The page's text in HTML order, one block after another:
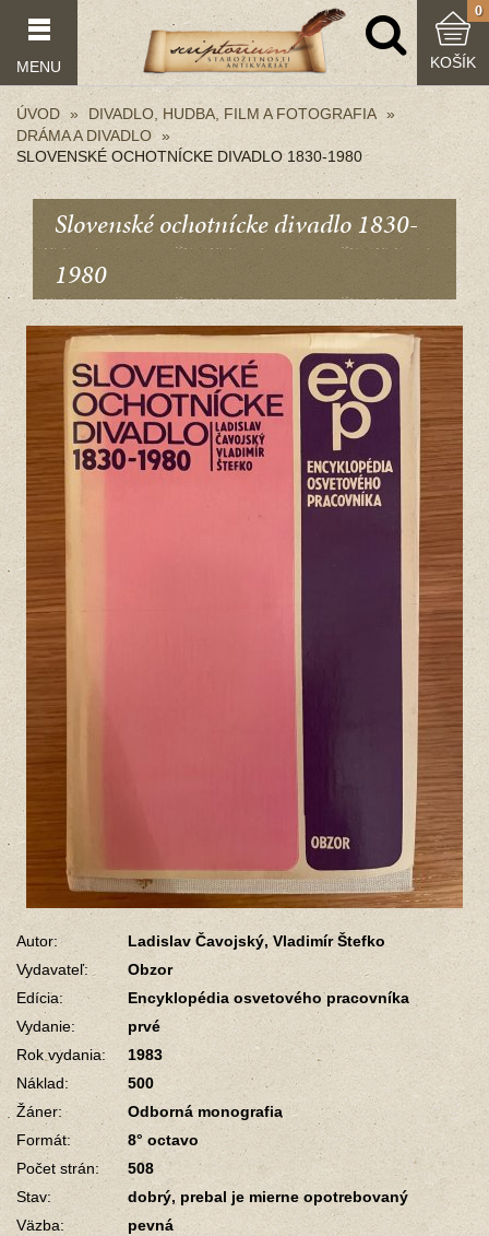
MENU
0
KOŠÍK
ÚVOD
DIVADLO, HUDBA, FILM A FOTOGRAFIA
DRÁMA A DIVADLO
SLOVENSKÉ OCHOTNÍCKE DIVADLO 1830-1980
Slovenské ochotnícke divadlo 1830-
1980
Autor:
Ladislav Čavojský, Vladimír Štefko
Vydavateľ:
Obzor
Edícia:
Encyklopédia osvetového pracovníka
Vydanie:
prvé
Rok vydania:
1983
Náklad:
500
Žáner:
Odborná monografia
Formát:
8° octavo
Počet strán:
508
Stav:
dobrý, prebal je mierne opotrebovaný
Väzba:
pevná